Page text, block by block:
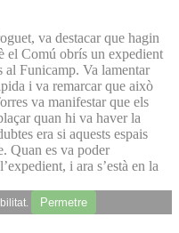
va destacar que hagin
el Comú obrís un expedient
al Funicamp. Va lamentar
i va remarcar que això
va manifestar que els
quan hi va haver la
era si aquests espais
Quan es va poder
i ara s’està en la
Permetre